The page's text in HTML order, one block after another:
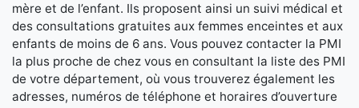
mère et de l’enfant. Ils proposent ainsi un suivi médical et
des consultations gratuites aux femmes enceintes et aux
enfants de moins de 6 ans. Vous pouvez contacter la PMI
la plus proche de chez vous en consultant la liste des PMI
de votre département, où vous trouverez également les
adresses, numéros de téléphone et horaires d’ouverture